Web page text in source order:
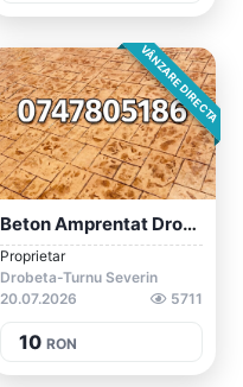
VÂNZARE DIRECTA
Beton Amprentat Drobeta-Turnu Severin
Proprietar
Drobeta-Turnu Severin
20.07.2026
5711
10 RON